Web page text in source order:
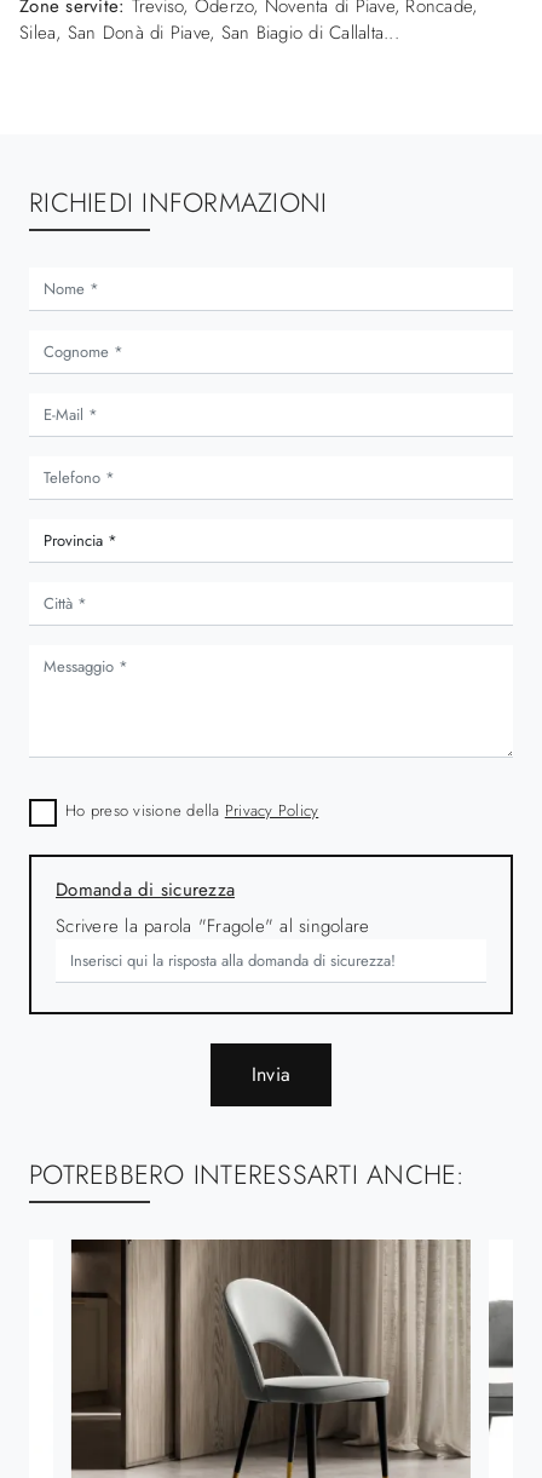
Zone servite: Treviso, Oderzo, Noventa di Piave, Roncade,
Silea, San Donà di Piave, San Biagio di Callalta...
RICHIEDI INFORMAZIONI
Ho preso visione della Privacy Policy
Domanda di sicurezza
Scrivere la parola "Fragole" al singolare
Invia
POTREBBERO INTERESSARTI ANCHE: